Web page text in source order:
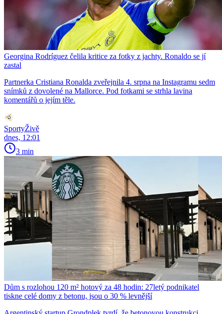
Georgina Rodríguez čelila kritice za fotky z jachty. Ronaldo se jí
zastal
Partnerka Cristiana Ronalda zveřejnila 4. srpna na Instagramu sedm
snímků z dovolené na Mallorce. Pod fotkami se strhla lavina
komentářů o jejím těle.
SportyŽivě
dnes, 12:01
3 min
Dům s rozlohou 120 m² hotový za 48 hodin: 27letý podnikatel
tiskne celé domy z betonu, jsou o 30 % levnější